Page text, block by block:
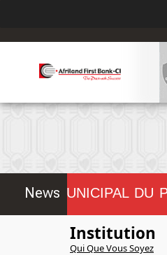
NewsMUNICIPAL DU
Institution
Qui Que Vous Soyez